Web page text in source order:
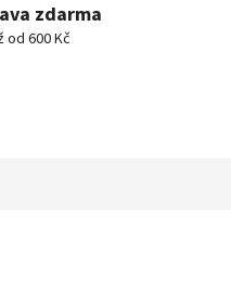
zdarma
od 600 Kč